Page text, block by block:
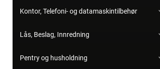
Kontor, Telefoni- og datamaskintilbehør
Lås, Beslag, Innredning
Pentry og husholdning